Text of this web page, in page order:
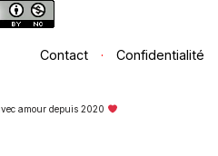
Contact · Confidentialité
amour depuis 2020